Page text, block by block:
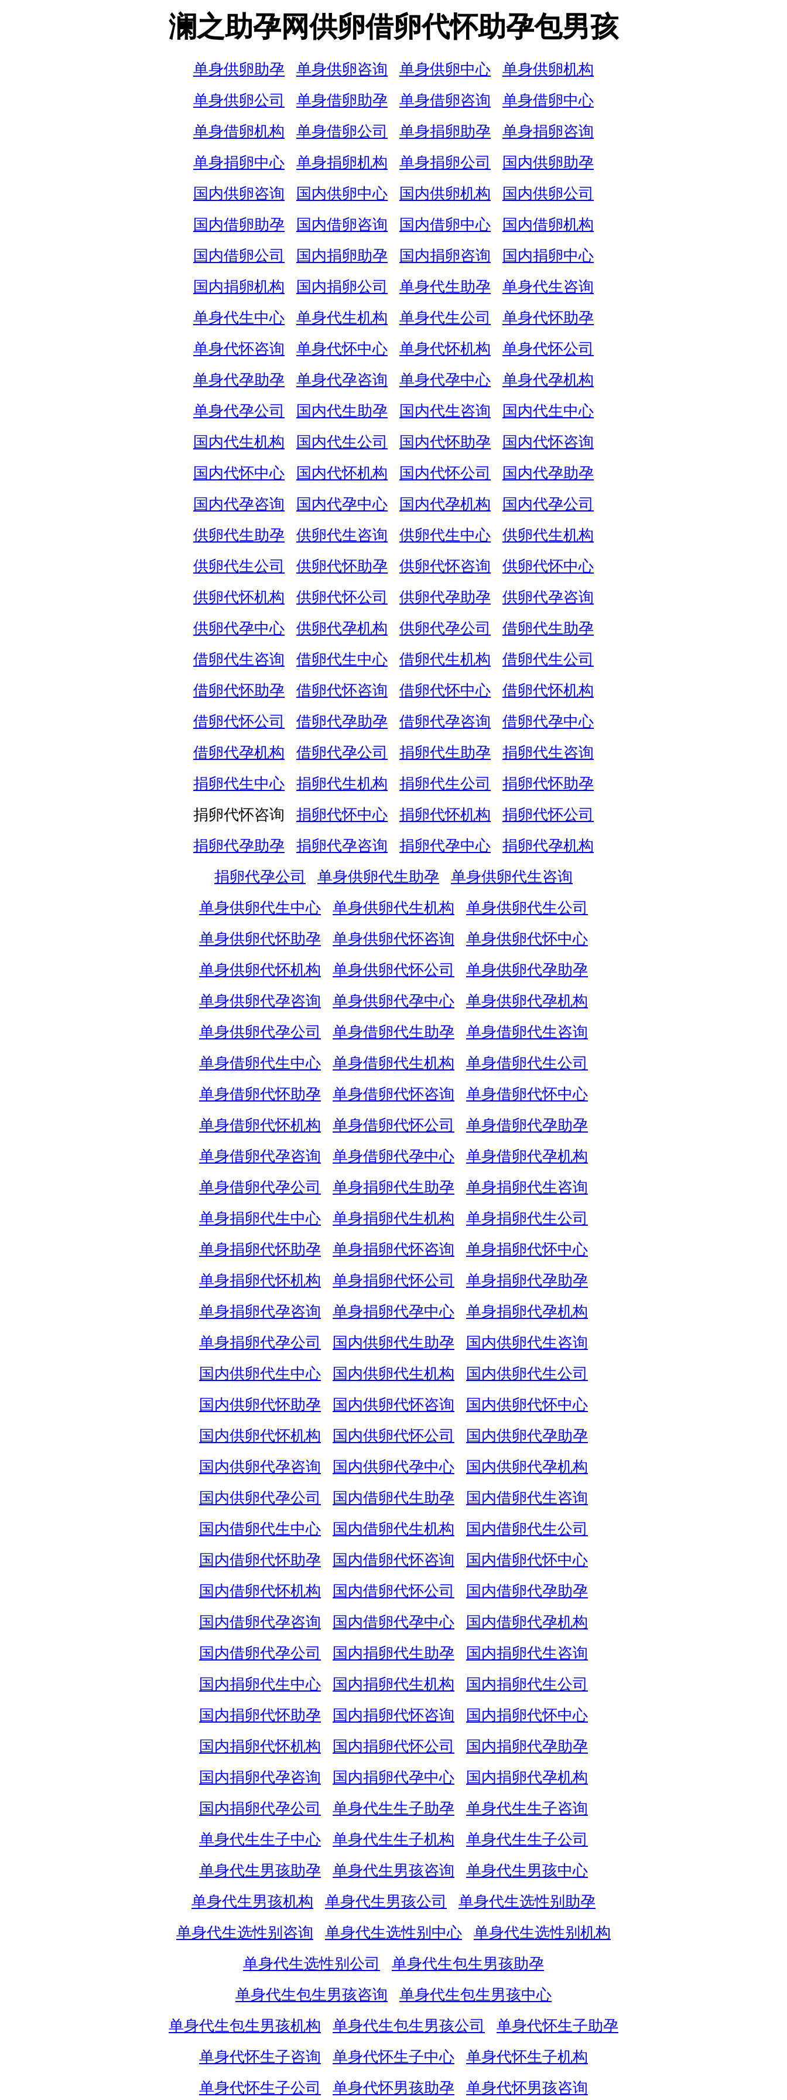
澜之助孕网供卵借卵代怀助孕包男孩
单身供卵助孕 单身供卵咨询 单身供卵中心
单身供卵机构
单身供卵公司
单身借卵助孕 单身借卵咨询
单身借卵中心
单身借卵机构
单身借卵公司 单身捐卵助孕
单身捐卵咨询
单身捐卵中心
单身捐卵机构 单身捐卵公司
国内供卵助孕
国内供卵咨询
国内供卵中心 国内供卵机构
国内供卵公司
国内借卵助孕
国内借卵咨询 国内借卵中心
国内借卵机构
国内借卵公司
国内捐卵助孕 国内捐卵咨询
国内捐卵中心
国内捐卵机构
国内捐卵公司 单身代生助孕
单身代生咨询
单身代生中心
单身代生机构 单身代生公司
单身代怀助孕
单身代怀咨询
单身代怀中心 单身代怀机构
单身代怀公司
单身代孕助孕
单身代孕咨询 单身代孕中心
单身代孕机构
单身代孕公司
国内代生助孕 国内代生咨询
国内代生中心
国内代生机构
国内代生公司 国内代怀助孕
国内代怀咨询
国内代怀中心
国内代怀机构 国内代怀公司
国内代孕助孕
国内代孕咨询
国内代孕中心 国内代孕机构
国内代孕公司
供卵代生助孕
供卵代生咨询 供卵代生中心
供卵代生机构
供卵代生公司
供卵代怀助孕 供卵代怀咨询
供卵代怀中心
供卵代怀机构
供卵代怀公司 供卵代孕助孕
供卵代孕咨询
供卵代孕中心
供卵代孕机构 供卵代孕公司
借卵代生助孕
借卵代生咨询
借卵代生中心 借卵代生机构
借卵代生公司
借卵代怀助孕
借卵代怀咨询 借卵代怀中心
借卵代怀机构
借卵代怀公司
借卵代孕助孕 借卵代孕咨询
借卵代孕中心
借卵代孕机构
借卵代孕公司 捐卵代生助孕
捐卵代生咨询
捐卵代生中心
捐卵代生机构 捐卵代生公司
捐卵代怀助孕
捐卵代怀咨询
捐卵代怀中心 捐卵代怀机构
捐卵代怀公司
捐卵代孕助孕
捐卵代孕咨询 捐卵代孕中心
捐卵代孕机构
捐卵代孕公司
单身供卵代生助孕
单身供卵代生咨询
单身供卵代生中心
单身供卵代生机构
单身供卵代生公司
单身供卵代怀助孕
单身供卵代怀咨询
单身供卵代怀中心
单身供卵代怀机构
单身供卵代怀公司
单身供卵代孕助孕
单身供卵代孕咨询
单身供卵代孕中心
单身供卵代孕机构
单身供卵代孕公司
单身借卵代生助孕
单身借卵代生咨询
单身借卵代生中心
单身借卵代生机构
单身借卵代生公司
单身借卵代怀助孕
单身借卵代怀咨询
单身借卵代怀中心
单身借卵代怀机构
单身借卵代怀公司
单身借卵代孕助孕
单身借卵代孕咨询
单身借卵代孕中心
单身借卵代孕机构
单身借卵代孕公司
单身捐卵代生助孕
单身捐卵代生咨询
单身捐卵代生中心
单身捐卵代生机构
单身捐卵代生公司
单身捐卵代怀助孕
单身捐卵代怀咨询
单身捐卵代怀中心
单身捐卵代怀机构
单身捐卵代怀公司
单身捐卵代孕助孕
单身捐卵代孕咨询
单身捐卵代孕中心
单身捐卵代孕机构
单身捐卵代孕公司
国内供卵代生助孕
国内供卵代生咨询
国内供卵代生中心
国内供卵代生机构
国内供卵代生公司
国内供卵代怀助孕
国内供卵代怀咨询
国内供卵代怀中心
国内供卵代怀机构
国内供卵代怀公司
国内供卵代孕助孕
国内供卵代孕咨询
国内供卵代孕中心
国内供卵代孕机构
国内供卵代孕公司
国内借卵代生助孕
国内借卵代生咨询
国内借卵代生中心
国内借卵代生机构
国内借卵代生公司
国内借卵代怀助孕
国内借卵代怀咨询
国内借卵代怀中心
国内借卵代怀机构
国内借卵代怀公司
国内借卵代孕助孕
国内借卵代孕咨询
国内借卵代孕中心
国内借卵代孕机构
国内借卵代孕公司
国内捐卵代生助孕
国内捐卵代生咨询
国内捐卵代生中心
国内捐卵代生机构
国内捐卵代生公司
国内捐卵代怀助孕
国内捐卵代怀咨询
国内捐卵代怀中心
国内捐卵代怀机构
国内捐卵代怀公司
国内捐卵代孕助孕
国内捐卵代孕咨询
国内捐卵代孕中心
国内捐卵代孕机构
国内捐卵代孕公司
单身代生生子助孕
单身代生生子咨询
单身代生生子中心
单身代生生子机构
单身代生生子公司
单身代生男孩助孕
单身代生男孩咨询
单身代生男孩中心
单身代生男孩机构
单身代生男孩公司
单身代生选性别助孕
单身代生选性别咨询
单身代生选性别中心
单身代生选性别机构
单身代生选性别公司
单身代生包生男孩助孕
单身代生包生男孩咨询
单身代生包生男孩中心
单身代生包生男孩机构
单身代生包生男孩公司
单身代怀生子助孕
单身代怀生子咨询
单身代怀生子中心
单身代怀生子机构
单身代怀生子公司
单身代怀男孩助孕 单身代怀男孩咨询